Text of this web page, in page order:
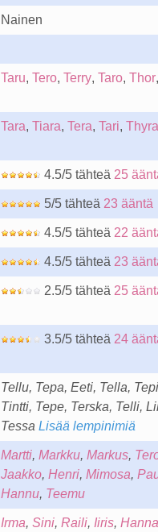
Nainen
Taru, Tero, Terry, Taro, Thor,
Tara, Tiara, Tera, Tari, Thyra
4.5/5 tähteä 25
5/5 tähteä 23 ääntä
4.5/5 tähteä 22
4.5/5 tähteä 23
2.5/5 tähteä 25
3.5/5 tähteä 24
Tellu, Tepa, Eeti, Tella,
Tintti, Tepe, Terska, Telli,
Tessa Lisää lempinimiä
Martti, Markku, Markus,
Jaakko, Henri, Mimosa,
Hannu, Teemu
Irma, Sini, Raili, Iiris, Hanna